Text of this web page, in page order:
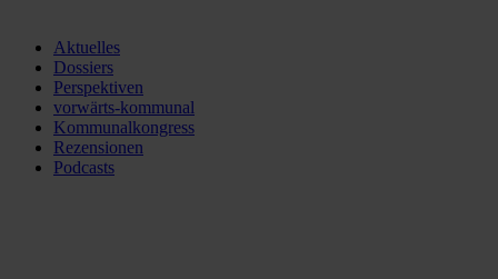
Aktuelles
Dossiers
Perspektiven
vorwärts-kommunal
Kommunalkongress
Rezensionen
Podcasts